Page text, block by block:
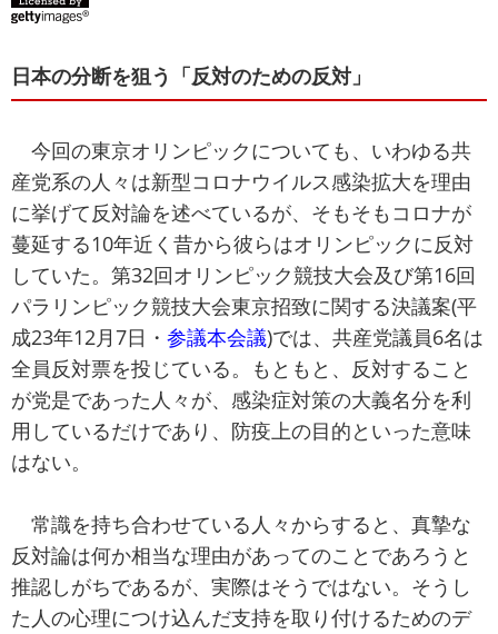
日本の分断を狙う「反対のための反対」
今回の東京オリンピックについても、いわゆる共
産党系の人々は新型コロナウイルス感染拡大を理由
に挙げて反対論を述べているが、そもそもコロナが
蔓延する10年近く昔から彼らはオリンピックに反対
していた。第32回オリンピック競技大会及び第16回
パラリンピック競技大会東京招致に関する決議案(平
成23年12月7日・ 参議本会議)では、共産党議員6名は
全員反対票を投じている。もともと、反対すること
が党是であった人々が、感染症対策の大義名分を利
用しているだけであり、防疫上の目的といった意味
はない。
常識を持ち合わせている人々からすると、真摯な
反対論は何か相当な理由があってのことであろうと
推認しがちであるが、実際はそうではない。そうし
た人の心理につけ込んだ支持を取り付けるためのデ